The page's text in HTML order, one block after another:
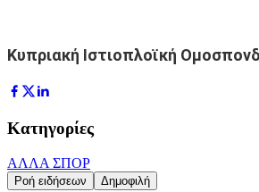
Κυπριακή Ιστιοπλοϊκή
Κατηγορίες
ΑΛΛΑ ΣΠΟΡ
Ροή ειδήσεων Δημοφιλή